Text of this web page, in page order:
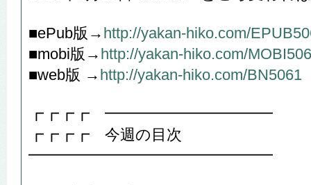
■ePub版→ http://yakan-hiko.com/
■mobi版→ http://yakan-hiko.com/
■web版 → http://yakan-hiko.com/BN5061
┏┏┏┏ ━━━━━━━━━━━
┏┏┏┏ 今週の目次
━━━━━━━━━━━━━━━━